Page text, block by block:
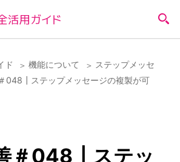
ド 機能について
ステップメッセ
048┃ステップメッセージの複製が可
＃048┃ステッ